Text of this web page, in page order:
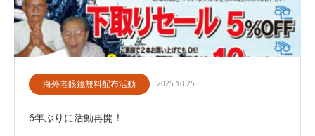
海外老眼鏡無料配布活動 2025.10.25
6年ぶりに活動再開！